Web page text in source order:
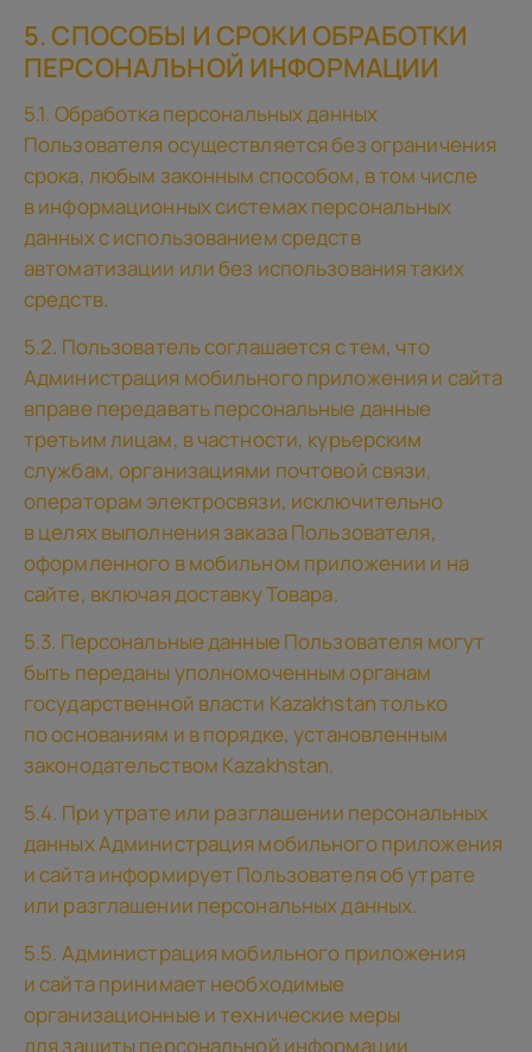
5. СПОСОБЫ И СРОКИ ОБРАБОТКИ
ПЕРСОНАЛЬНОЙ ИНФОРМАЦИИ
5.1. Обработка персональных данных
Пользователя осуществляется без ограничения
срока, любым законным способом, в том числе
в информационных системах персональных
данных с использованием средств
автоматизации или без использования таких
средств.
5.2. Пользователь соглашается с тем, что
Администрация мобильного приложения и сайта
вправе передавать персональные данные
третьим лицам, в частности, курьерским
службам, организациями почтовой связи,
операторам электросвязи, исключительно
в целях выполнения заказа Пользователя,
оформленного в мобильном приложении и на
сайте, включая доставку Товара.
5.3. Персональные данные Пользователя могут
быть переданы уполномоченным органам
государственной власти Kazakhstan только
по основаниям и в порядке, установленным
законодательством Kazakhstan.
5.4. При утрате или разглашении персональных
данных Администрация мобильного приложения
и сайта информирует Пользователя об утрате
или разглашении персональных данных.
5.5. Администрация мобильного приложения
и сайта принимает необходимые
организационные и технические меры
для защиты персональной информации